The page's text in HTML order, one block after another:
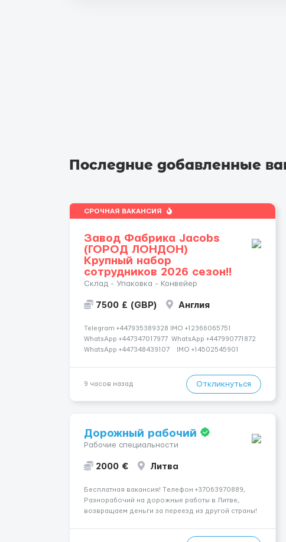
Последние добавленные
СРОЧНАЯ ВАКАНСИЯ
Завод Фабрика Jacobs
(ГОРОД ЛОНДОН)
Крупный набор
сотрудников 2026 сезон!!
Склад - Упаковка - Конвейер
7500 £ (GBP) Англия
Telegram +447935389328 IMO +12366065751
WhatsApp +447347017977 WhatsApp +447990771872
WhatsApp +447348439107 IMO +14502545901
Telegram:@Vitali_Novikovs Telegram @Vitali...
9 часов назад Откликнуться
Дорожный рабочий
Рабочие специальности
2000 € Литва
Бесплатная вакансия! Tелефон +37063970889,
Разнорабочий на дорожные работы в Литве,
возвращаем деньги за переезд из другой страны!